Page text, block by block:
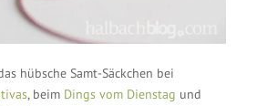
hübsche Samt-Säckchen bei
, beim Dings vom Dienstag und